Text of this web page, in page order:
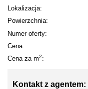
Lokalizacja:
Powierzchnia:
Numer oferty:
Cena:
Cena za m2:
Kontakt z agentem: